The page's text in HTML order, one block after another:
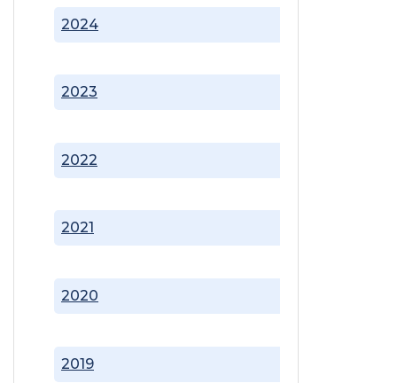
2019
2020
2021
2022
2023
2024